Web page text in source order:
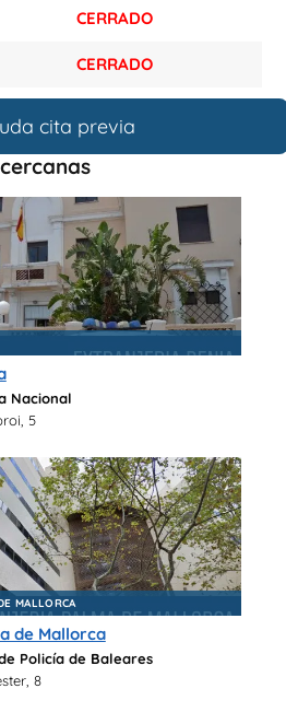
CERRADO
CERRADO
cita previa
Nacional
5
MALLORCA
de Mallorca
Policía de Baleares
8